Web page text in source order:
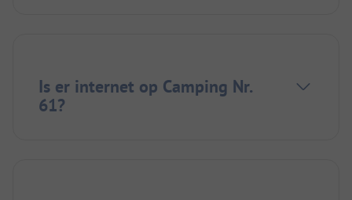
Is er internet op Camping Nr.
61?